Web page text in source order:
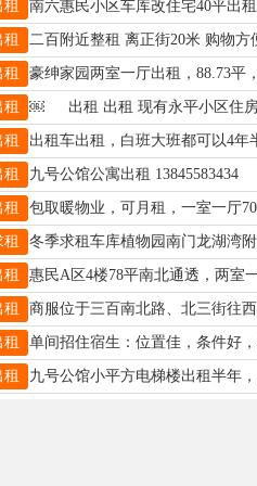
租
租
租
租
租
租 九号公馆公寓出租 13845583434
租
租
租
租
租
租